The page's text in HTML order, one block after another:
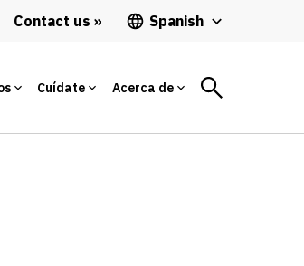
Contact us Spanish
Cuídate Acerca de